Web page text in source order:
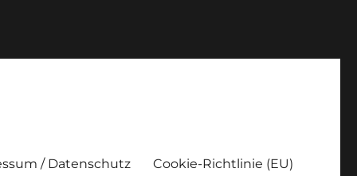
/ Datenschutz Cookie-Richtlinie (EU)